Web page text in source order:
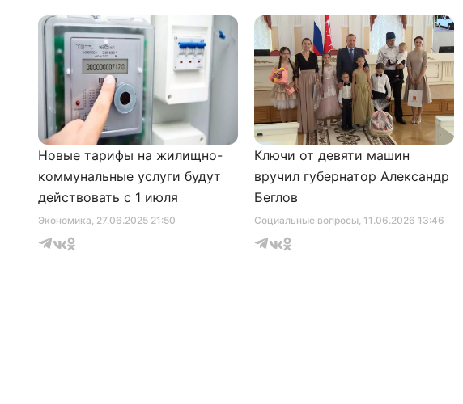
Экономика, 27.06.2025 21:50
Новые тарифы на жилищно-
коммунальные услуги будут
действовать с 1 июля
Социальные вопросы, 11.06.2026 13:46
Ключи от девяти машин
вручил губернатор Александр
Беглов